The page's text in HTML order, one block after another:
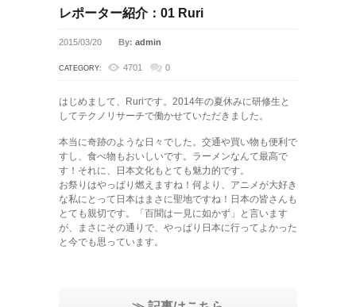
レポーター紹介：01 Ruri
2015/03/20 By: admin
CATEGORY: 4701 0
はじめまして、Ruriです。2014年の夏休みに研修生と
してテクノリサーチで働かせていただきました。
本当に奇跡のような日々でした。交通や買い物も便利で
すし、食べ物もおいしいです。ラーメンなんて最高で
す！それに、日本文化もとても魅力的です。
お祭りはやっぱり燃えますね！何より、アニメが大好き
な私にとって日本はまさに聖地ですね！日本の皆さんも
とても親切です。「百聞は一見に如かず」と言います
が、まさにその通りで、やっぱり日本に行ってよかった
と今でも思っています。